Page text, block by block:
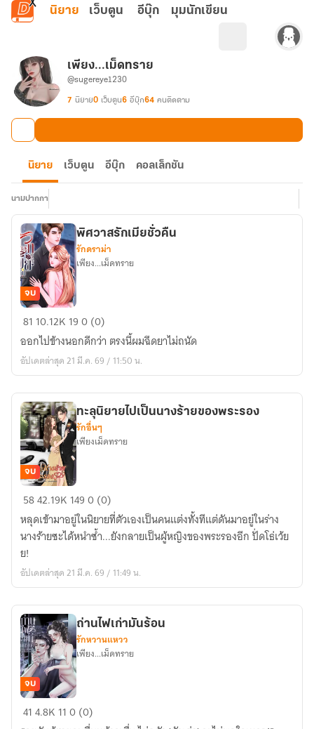
ข้ามไปยังเนื้อหาหลัก
นิยาย เว็บตูน อีบุ๊ก มุมนักเขียน
เพียง...เม็ดทราย
@sugereye1230
7 นิยาย0 เว็บตูน6 อีบุ๊ก64 คนติดตาม
นิยาย เว็บตูน อีบุ๊ก คอลเล็กชัน
นามปากกา
พิศวาส
เมีย
ชั่ว
จบ
พิศวาสรักเมียชั่วคืน
รักดราม่า
เพียง...เม็ดทราย
81 10.12K 190 (0)
ออกไปข้างนอกดีกว่า ตรงนี้ผมฉีดยาไม่ถนัด
อัปเดตล่าสุด 21 มี.ค. 69 / 11:50 น.
ทะลุ
นิยาย
ไป
เป็น
นาง
ร้าย
พระรอง
จบ
ทะลุนิยายไปเป็นนางร้ายของพระรอง
รักอื่นๆ
เพียงเม็ดทราย
5842.19K 1490 (0)
หลุดเข้ามาอยู่ในนิยายที่ตัวเองเป็นคนแต่งทั้งทีแต่ดันมาอยู่ในร่าง
นางร้ายซะได้หนำซ้ำ...ยังกลายเป็นผู้หญิงของพระรองอีก ปั่ดโธ่เว้ย
ย!
อัปเดตล่าสุด 21 มี.ค. 69 / 11:49 น.
ถ่าน
จบ
ถ่านไฟเก่ามันร้อน
รักหวานแหวว
เพียง...เม็ดทราย
414.8K 110 (0)